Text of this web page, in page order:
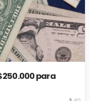
para